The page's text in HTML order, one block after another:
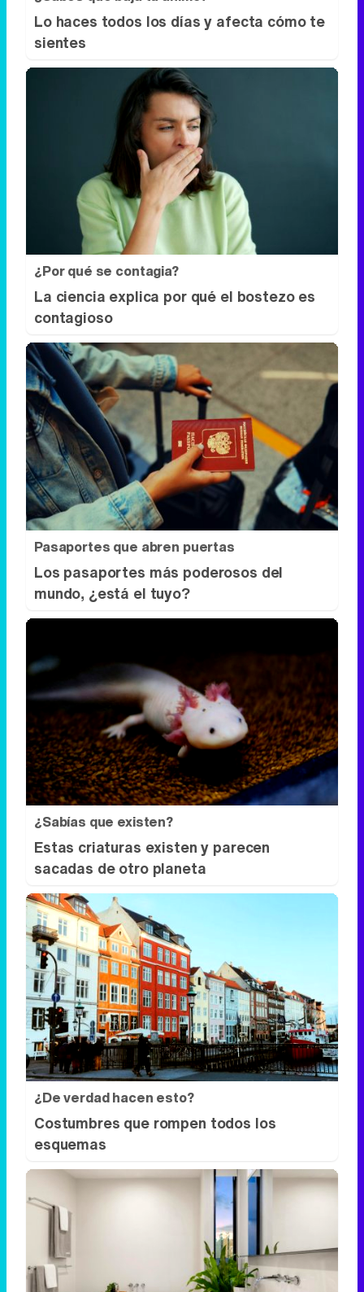
¿Por qué se contagia?
La ciencia explica por qué el bostezo es
contagioso
Pasaportes que abren puertas
Los pasaportes más poderosos del
mundo, ¿está el tuyo?
¿Sabías que existen?
Estas criaturas existen y parecen
sacadas de otro planeta
¿De verdad hacen esto?
Costumbres que rompen todos los
esquemas
El truco contra la cal
Di adiós a la cal del baño con estos